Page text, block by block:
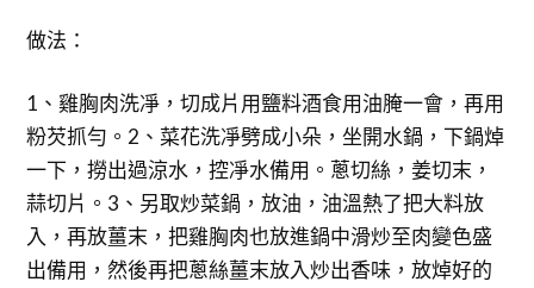
做法：
1、雞胸肉洗凈，切成片用鹽料酒食用油腌一會，再用
粉芡抓勻。2、菜花洗凈劈成小朵，坐開水鍋，下鍋焯
一下，撈出過涼水，控凈水備用。蔥切絲，姜切末，
蒜切片。3、另取炒菜鍋，放油，油溫熱了把大料放
入，再放薑末，把雞胸肉也放進鍋中滑炒至肉變色盛
出備用，然後再把蔥絲薑末放入炒出香味，放焯好的